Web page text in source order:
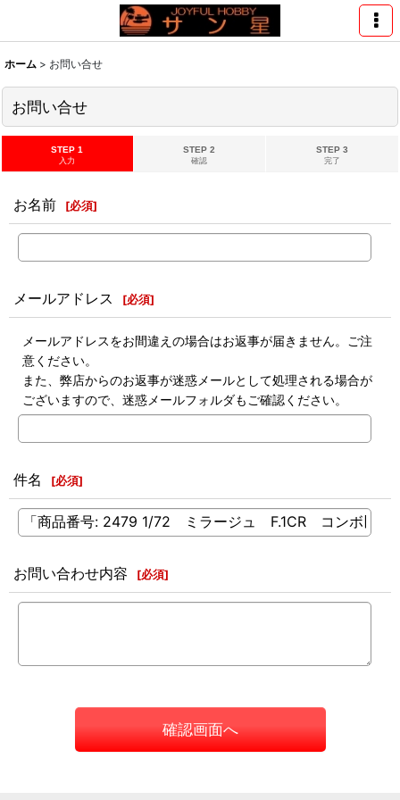
ホーム > お問い合せ
お問い合せ
STEP 1
入力
STEP 2
確認
STEP 3
完了
お名前 [必須]
メールアドレス [必須]
メールアドレスをお間違えの場合はお返事が届きません。ご注
意ください。
また、弊店からのお返事が迷惑メールとして処理される場合が
ございますので、迷惑メールフォルダもご確認ください。
件名 [必須]
お問い合わせ内容 [必須]
確認画面へ